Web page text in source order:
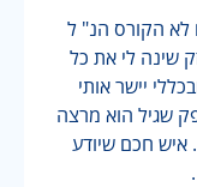
לא הקורס הנ" ל
שינה לי את כל
יישר אותי
שגיל הוא מרצה
איש חכם שיודע